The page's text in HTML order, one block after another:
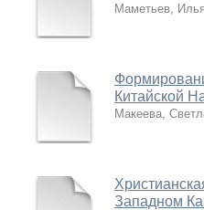
Маметьев,
Китайской
Макеева,
Западном